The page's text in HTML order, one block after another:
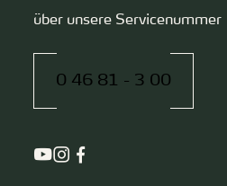
über unsere Servicenummer
0 46 81 - 3 00